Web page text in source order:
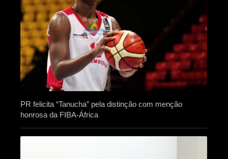
PR felicita “Tanucha” pela distinção com menção
honrosa da FIBA-África